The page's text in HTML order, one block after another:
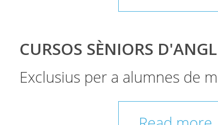
CURSOS SÈNIORS
Exclusius per a alumnes de